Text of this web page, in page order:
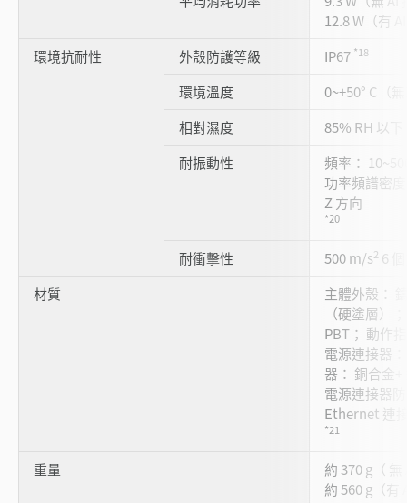
12.8 W（有
環境抗耐性
外殼防護等級 IP67 *18
環境溫度
0~+50° C（
相對濕度
85% RH 以
耐振動性
頻率：
功率頻譜密
Z 方向
*20
耐衝擊性 500 m/s2 6
材質
主體外殼：
（硬塗層）
PBT； 動作
電源連接器
器： 銅合金+
電源連接器
Ethernet 連
*21
重量
約 370 g（
約 560 g（有